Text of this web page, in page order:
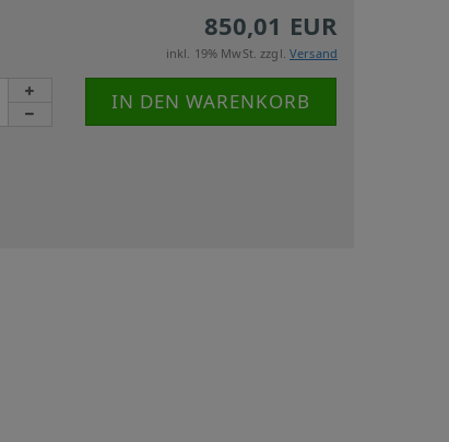
850,01 EUR
inkl. 19% MwSt. zzgl.Versand